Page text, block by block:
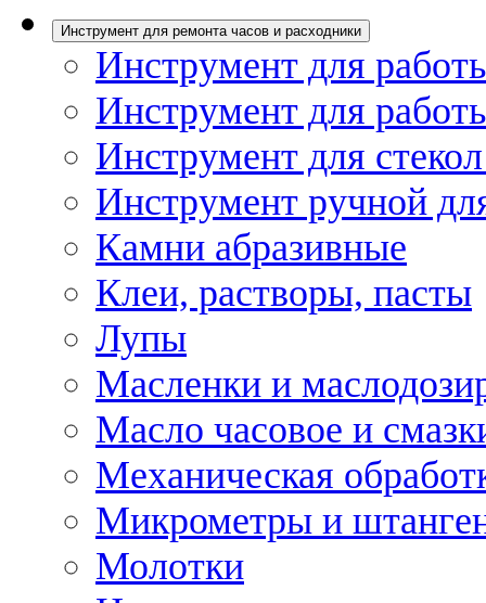
Инструмент для ремонта часов и расходники
Инструмент для
Инструмент для
Инструмент для
Инструмент ручной
Камни абразивные
Клеи, растворы, пасты
Лупы
Масленки и
Масло часовое и
Механическая
Микрометры и
Молотки